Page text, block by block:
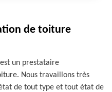
de toiture
un prestataire
Nous travaillons très
de tout type et tout état de